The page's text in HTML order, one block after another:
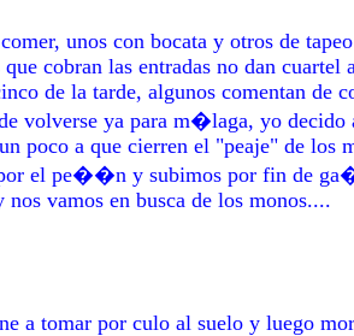
unos con bocata y otros de
cobran las entradas no dan cuartel
de la tarde, algunos comentan
volverse ya para m�laga, yo
poco a que cierren el "peaje" de los
por el pe��n y subimos por fin de
vamos en busca de los monos....
a tomar por culo al suelo y luego